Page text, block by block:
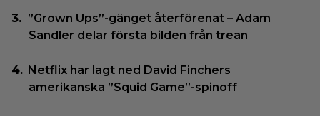
”Grown Ups”-gänget återförenat – Adam
Sandler delar första bilden från trean
Netflix har lagt ned David Finchers
amerikanska ”Squid Game”-spinoff